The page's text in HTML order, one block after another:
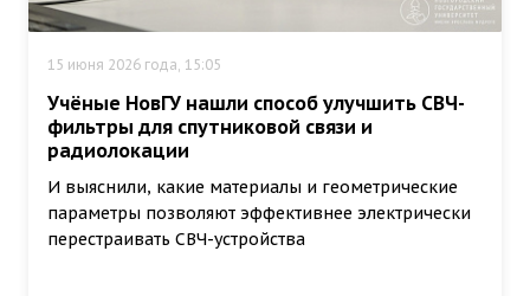
15 июня 2026 года, 15:05
Учёные НовГУ нашли способ улучшить СВЧ-
фильтры для спутниковой связи и
радиолокации
И выяснили, какие материалы и геометрические
параметры позволяют эффективнее электрически
перестраивать СВЧ-устройства